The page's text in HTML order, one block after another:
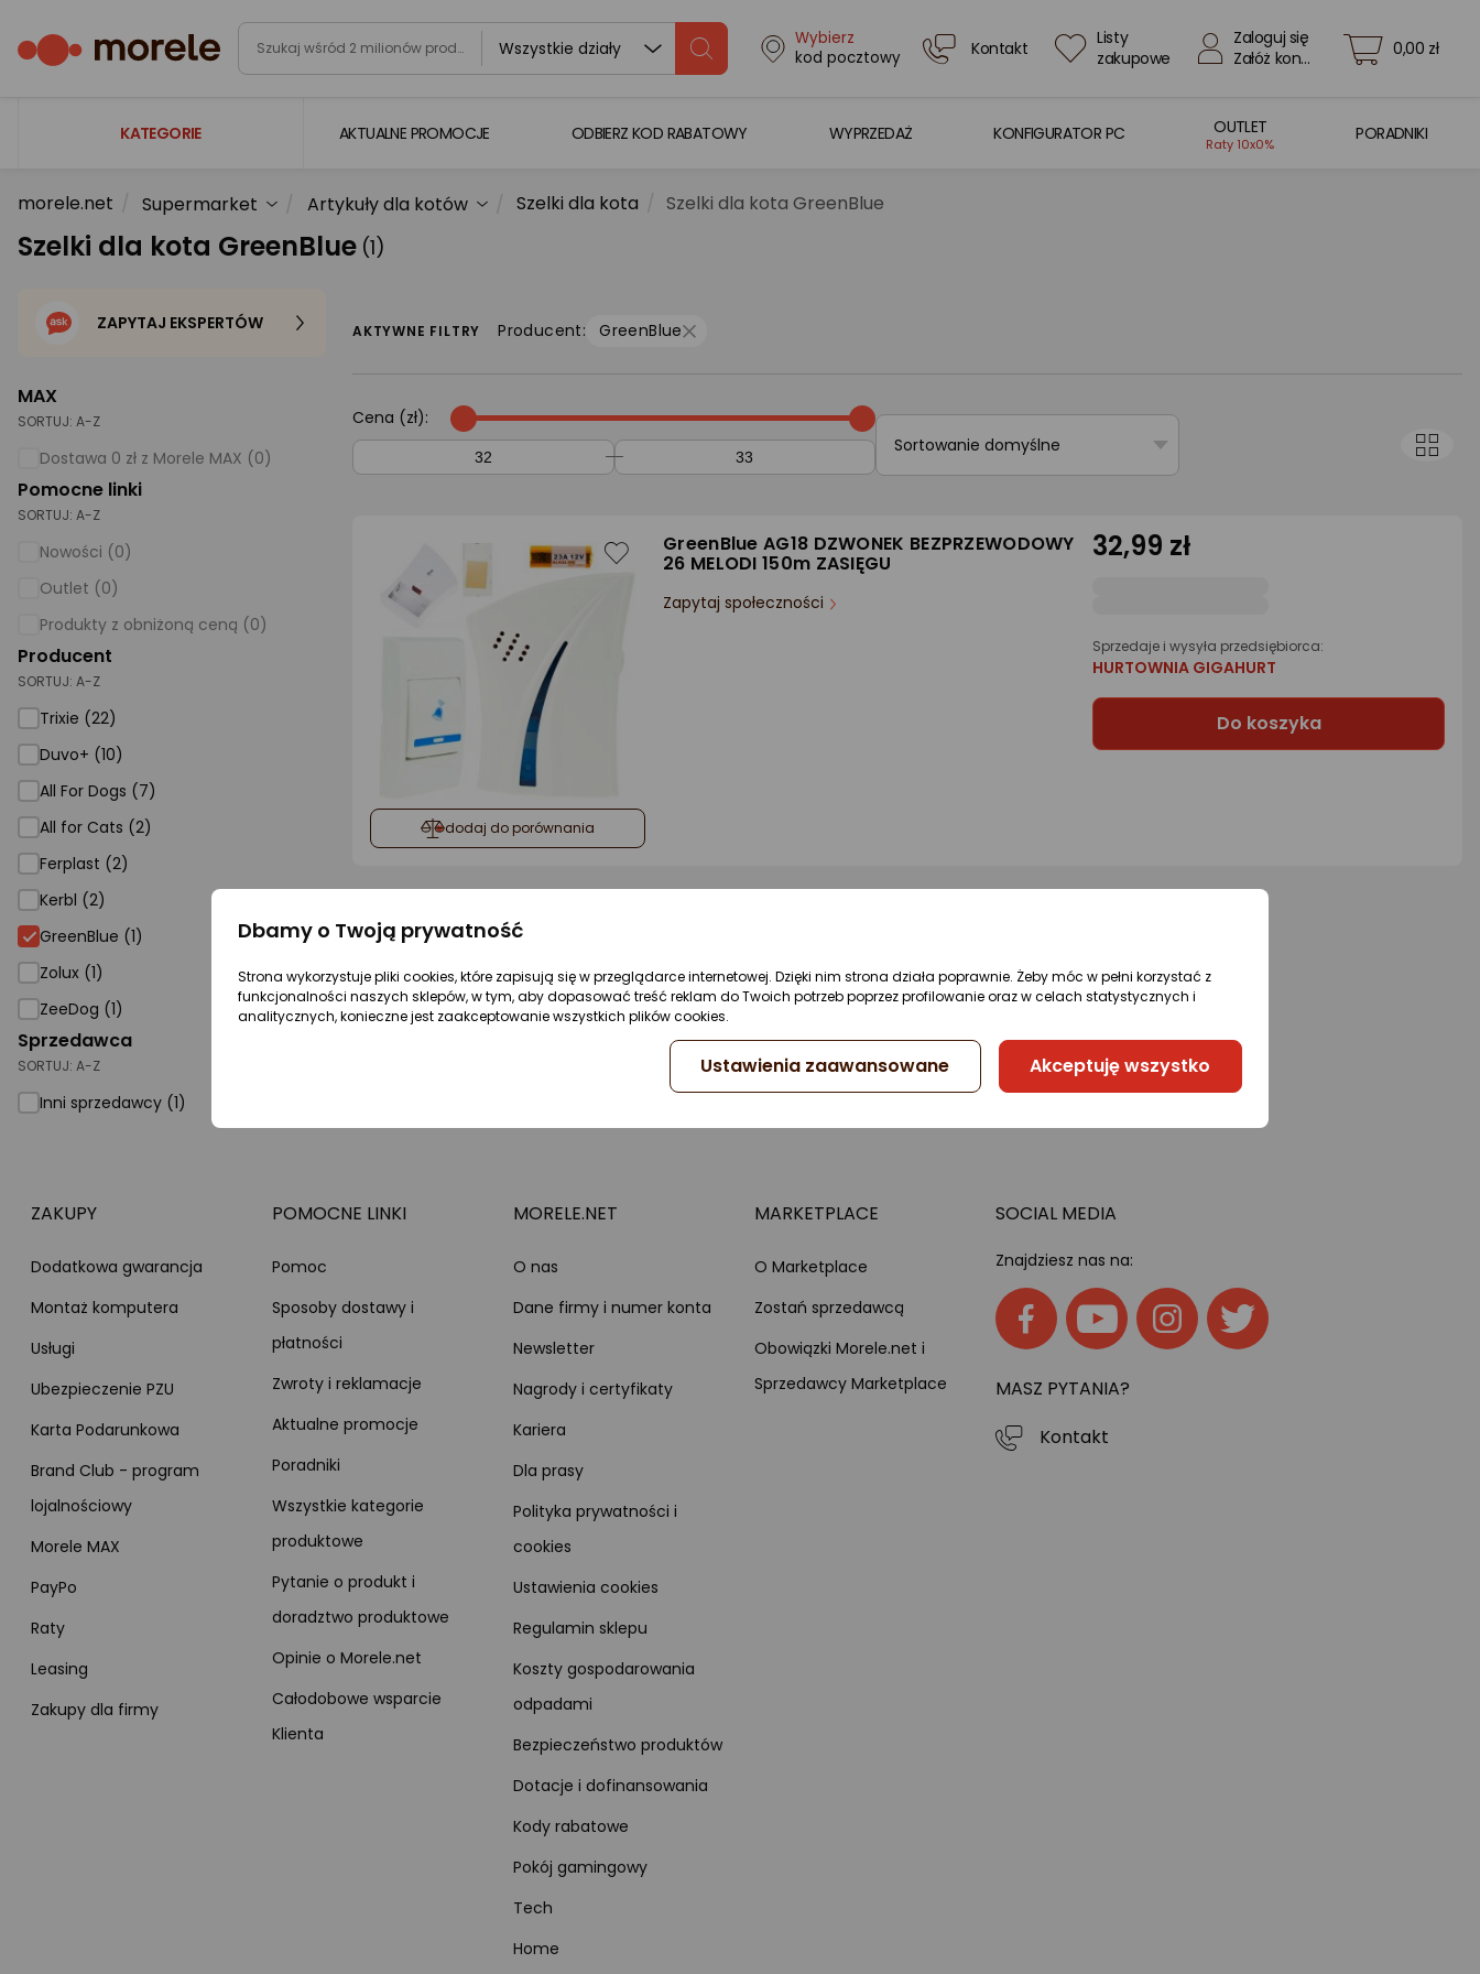
Wszystkie działy
Wybierz
kod pocztowy
Kontakt
Listy
zakupowe
Zaloguj się
Załóż konto
0,00 zł
KATEGORIE
Laptopy
Komputery
Gaming
Foto i kamery
AGD duże
Biuro i firma
Sport i turystyka
Supermarket
Strefa marek
AKTUALNE PROMOCJE ODBIERZ KOD RABATOWY WYPRZEDAŻ KONFIGURATOR PC OUTLET
Raty 10x0%
PORADNIKI
morele.net Supermarket Artykuły dla kotów Szelki dla kota Szelki dla kota GreenBlue
Szelki dla kota GreenBlue (1)
MAX
SORTUJ: A-Z
Dostawa 0 zł z Morele MAX (0)
Pomocne linki
SORTUJ: A-Z
Nowości (0)
Outlet (0)
Produkty z obniżoną ceną (0)
Producent
SORTUJ: A-Z
Trixie (22)
Duvo+ (10)
All For Dogs (7)
All for Cats (2)
Ferplast (2)
Kerbl (2)
GreenBlue (1)
Zolux (1)
ZeeDog (1)
Sprzedawca
SORTUJ: A-Z
Inni sprzedawcy (1)
ZAPYTAJ EKSPERTÓW AKTYWNE FILTRY Producent: GreenBlue
Cena (zł):
Sortowanie domyślne
dodaj do porównania
GreenBlue AG18 DZWONEK BEZPRZEWODOWY
26 MELODI 150m ZASIĘGU
Zapytaj społeczności
32,99 zł
Sprzedaje i wysyła przedsiębiorca:
HURTOWNIA GIGAHURT
Do koszyka
ZAKUPY
Dodatkowa gwarancja
Montaż komputera
Usługi
Ubezpieczenie PZU
Karta Podarunkowa
Brand Club - program
lojalnościowy
Morele MAX
PayPo
Raty
Leasing
Zakupy dla firmy
POMOCNE LINKI
Pomoc
Sposoby dostawy i
płatności
Zwroty i reklamacje
Aktualne promocje
Poradniki
Wszystkie kategorie
produktowe
Pytanie o produkt i
doradztwo produktowe
Opinie o Morele.net
Całodobowe wsparcie
Klienta
MORELE.NET
O nas
Dane firmy i numer konta
Newsletter
Nagrody i certyfikaty
Kariera
Dla prasy
Polityka prywatności i
cookies
Ustawienia cookies
Regulamin sklepu
Koszty gospodarowania
odpadami
Bezpieczeństwo produktów
Dotacje i dofinansowania
Kody rabatowe
Pokój gamingowy
Tech
Home
MARKETPLACE
O Marketplace
Zostań sprzedawcą
Obowiązki Morele.net i
Sprzedawcy Marketplace
SOCIAL MEDIA
Znajdziesz nas na:
MASZ PYTANIA?
Kontakt
Dbamy o Twoją prywatność
Strona wykorzystuje pliki cookies, które zapisują się w przeglądarce internetowej. Dzięki nim strona działa poprawnie. Żeby móc w pełni korzystać z
funkcjonalności naszych sklepów, w tym, aby dopasować treść reklam do Twoich potrzeb poprzez profilowanie oraz w celach statystycznych i
analitycznych, konieczne jest zaakceptowanie wszystkich plików cookies.
Ustawienia zaawansowane Akceptuję wszystko